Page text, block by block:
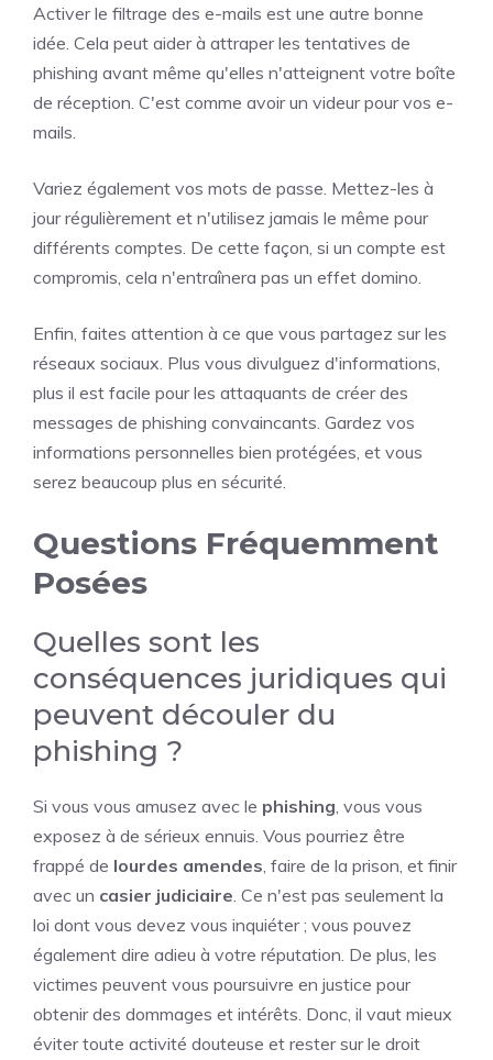
Activer le filtrage des e-mails est une autre bonne
idée. Cela peut aider à attraper les tentatives de
phishing avant même qu'elles n'atteignent votre boîte
de réception. C'est comme avoir un videur pour vos e-
mails.
Variez également vos mots de passe. Mettez-les à
jour régulièrement et n'utilisez jamais le même pour
différents comptes. De cette façon, si un compte est
compromis, cela n'entraînera pas un effet domino.
Enfin, faites attention à ce que vous partagez sur les
réseaux sociaux. Plus vous divulguez d'informations,
plus il est facile pour les attaquants de créer des
messages de phishing convaincants. Gardez vos
informations personnelles bien protégées, et vous
serez beaucoup plus en sécurité.
Questions Fréquemment
Posées
Quelles sont les
conséquences juridiques qui
peuvent découler du
phishing ?
Si vous vous amusez avec le phishing , vous vous
exposez à de sérieux ennuis. Vous pourriez être
frappé de lourdes amendes , faire de la prison, et finir
avec un casier judiciaire . Ce n'est pas seulement la
loi dont vous devez vous inquiéter ; vous pouvez
également dire adieu à votre réputation. De plus, les
victimes peuvent vous poursuivre en justice pour
obtenir des dommages et intérêts. Donc, il vaut mieux
éviter toute activité douteuse et rester sur le droit